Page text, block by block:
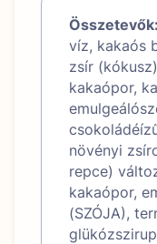
Összetevők:
víz, kakaós
zsír
kakaópor,
növényi
repce)
kakaópor,
(SZÓJA),